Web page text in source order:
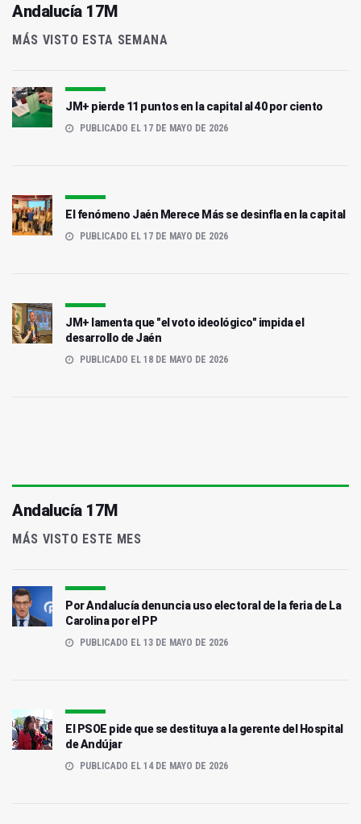
Andalucía 17M
MÁS VISTO ESTA SEMANA
JM+ pierde 11 puntos en la capital al 40 por ciento
PUBLICADO EL 17 DE MAYO DE 2026
El fenómeno Jaén Merece Más se desinfla en la capital
PUBLICADO EL 17 DE MAYO DE 2026
JM+ lamenta que "el voto ideológico" impida el
desarrollo de Jaén
PUBLICADO EL 18 DE MAYO DE 2026
Andalucía 17M
MÁS VISTO ESTE MES
Por Andalucía denuncia uso electoral de la feria de La
Carolina por el PP
PUBLICADO EL 13 DE MAYO DE 2026
El PSOE pide que se destituya a la gerente del Hospital
de Andújar
PUBLICADO EL 14 DE MAYO DE 2026